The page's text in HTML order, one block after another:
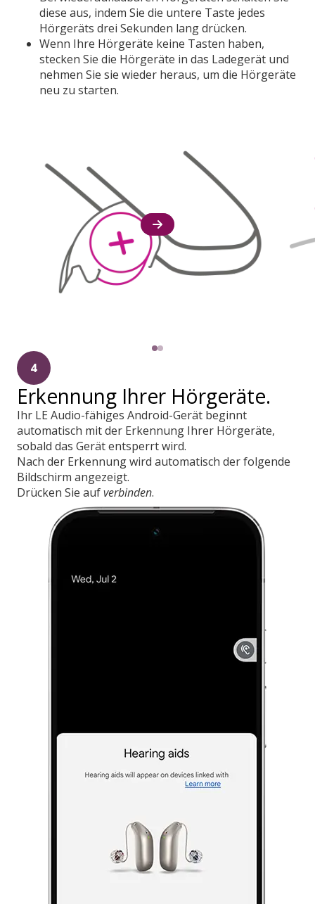
diese aus, indem Sie die untere Taste jedes
Hörgeräts drei Sekunden lang drücken.
Wenn Ihre Hörgeräte keine Tasten haben,
stecken Sie die Hörgeräte in das Ladegerät und
nehmen Sie sie wieder heraus, um die Hörgeräte
neu zu starten.
4
Erkennung Ihrer Hörgeräte.
Ihr LE Audio-fähiges Android-Gerät beginnt
automatisch mit der Erkennung Ihrer Hörgeräte,
sobald das Gerät entsperrt wird.
Nach der Erkennung wird automatisch der folgende
Bildschirm angezeigt.
Drücken Sie aufverbinden.